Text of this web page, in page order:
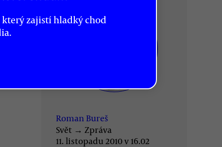
Roman Bureš
Svět → Zpráva
11. listopadu 2010 v 16.02
zajistí hladký chod